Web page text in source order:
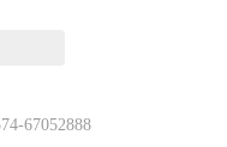
67052888